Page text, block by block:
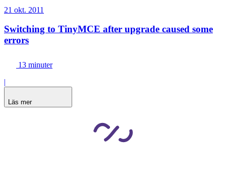
21 okt. 2011
Switching to TinyMCE after upgrade caused some
errors
13 minuter
|
Läs mer